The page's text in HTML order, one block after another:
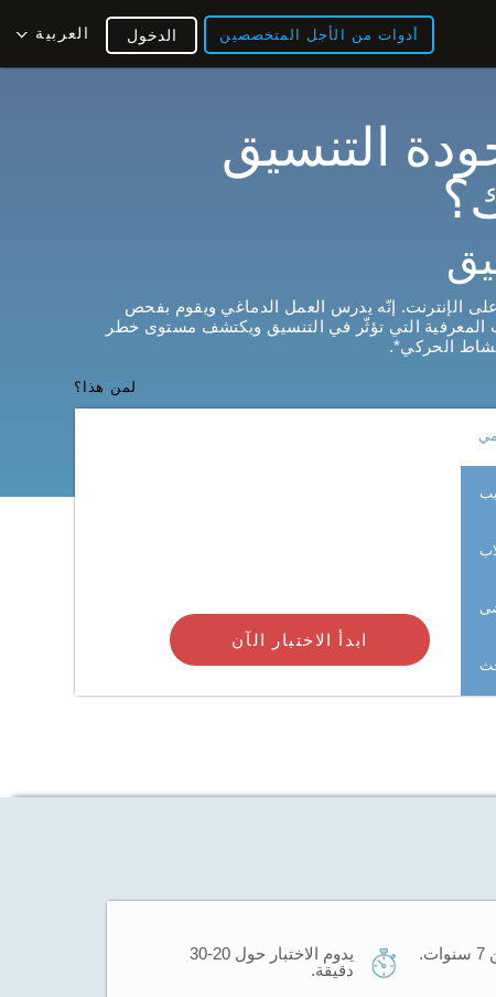
أدوات من الأجل المتخصصين العربية الدخول
التنسيق
الإنترنت. إنّه يدرس العمل الدماغي ويقوم بفحص
المعرفية التي تؤثّر في التنسيق ويكتشف مستوى خطر
الحركي*.
لمن هذا؟
ابدأ الاختبار الآن
يدوم الاختبار حول 20-30
دقيقة.